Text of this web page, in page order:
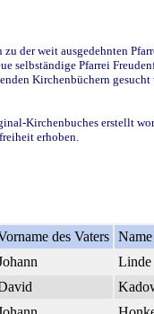
der weit ausgedehnten
selbständige Pfarrei
Kirchenbüchern gesucht
Kirchenbuches erstellt
erhoben.
des Vaters
Linde